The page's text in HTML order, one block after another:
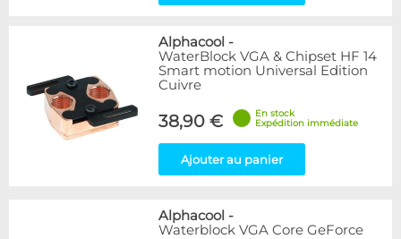
Alphacool -
WaterBlock VGA & Chipset HF 14
Smart motion Universal Edition
Cuivre
38,90 €
En stock
Expédition immédiate
Ajouter au panier
Alphacool -
Waterblock VGA Core GeForce